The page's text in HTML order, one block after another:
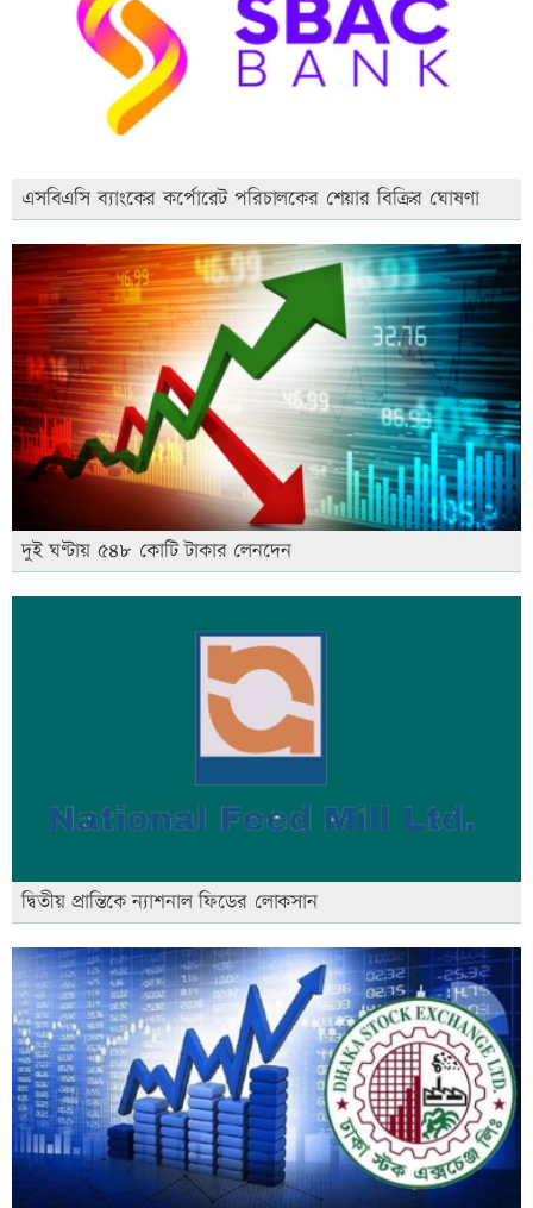
এসবিএসি ব্যাংকের কর্পোরেট পরিচালকের শেয়ার বিক্রির ঘোষণা
দুই ঘণ্টায় ৫৪৮ কোটি টাকার লেনদেন
দ্বিতীয় প্রান্তিকে ন্যাশনাল ফিডের লোকসান